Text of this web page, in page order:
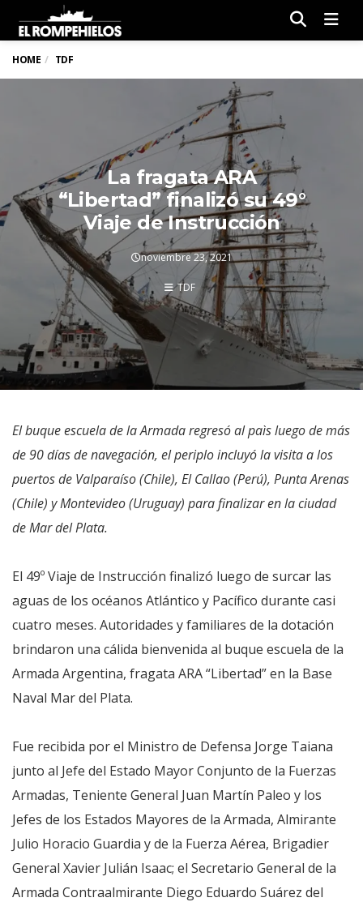
HOME TDF
La fragata ARA
“Libertad” finalizó su 49°
Viaje de Instrucción
noviembre 23, 2021
TDF
El buque escuela de la Armada regresó al paìs luego de más
de 90 días de navegación, el periplo incluyó la visita a los
puertos de Valparaíso (Chile), El Callao (Perú), Punta Arenas
(Chile) y Montevideo (Uruguay) para finalizar en la ciudad
de Mar del Plata.
El 49º Viaje de Instrucción finalizó luego de surcar las
aguas de los océanos Atlántico y Pacífico durante casi
cuatro meses. Autoridades y familiares de la dotación
brindaron una cálida bienvenida al buque escuela de la
Armada Argentina, fragata ARA “Libertad” en la Base
Naval Mar del Plata.
Fue recibida por el Ministro de Defensa Jorge Taiana
junto al Jefe del Estado Mayor Conjunto de la Fuerzas
Armadas, Teniente General Juan Martín Paleo y los
Jefes de los Estados Mayores de la Armada, Almirante
Julio Horacio Guardia y de la Fuerza Aérea, Brigadier
General Xavier Julián Isaac; el Secretario General de la
Armada Contraalmirante Diego Eduardo Suárez del